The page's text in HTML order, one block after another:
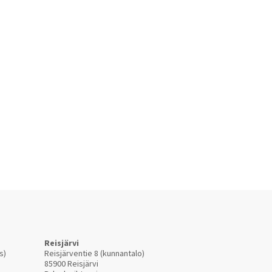
Reisjärvi
Reisjärventie 8 (kunnantalo)
85900 Reisjärvi